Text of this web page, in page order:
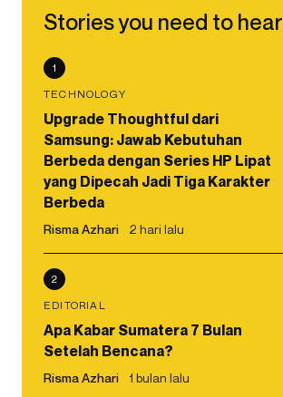
Stories you need to hear
1
TECHNOLOGY
Upgrade Thoughtful dari
Samsung: Jawab Kebutuhan
Berbeda dengan Series HP Lipat
yang Dipecah Jadi Tiga Karakter
Berbeda
Risma Azhari 2 hari lalu
2
EDITORIAL
Apa Kabar Sumatera 7 Bulan
Setelah Bencana?
Risma Azhari 1 bulan lalu